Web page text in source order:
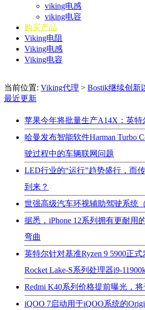
viking电感
viking电容
购买产品
Viking电阻
Viking电感
Viking电容
当前位置: Viking代理 > Bostik继续创新
最近更新
苹果今年将批量生产A14X：英特
哈曼发布智能软件Harman Turbo
驶过程中的车辆联网问题
LED行业的“运行”趋势盛行，而
到来？
世强高级汽车环视辅助驾驶系统
据悉，iPhone 12系列拥有更耐用
弯曲
英特尔针对基准Ryzen 9 5900正
Rocket Lake-S系列处理器i9-
Redmi K40系列价格提前曝光，
iQOO 7启动用于iQOO系统的